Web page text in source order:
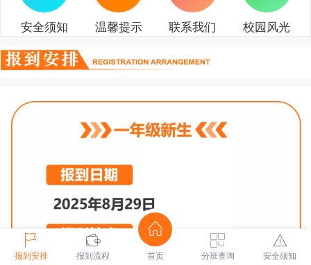
安全须知 温馨提示 联系我们 校园风光
报到安排 报到流程 首页 分班查询 安全须知